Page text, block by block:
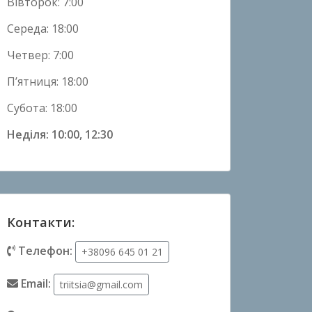
Середа: 18:00
Четвер: 7:00
П’ятниця: 18:00
Субота: 18:00
Неділя: 10:00, 12:30
Контакти:
Телефон: +38096 645 01 21
Email: triitsia@gmail.com